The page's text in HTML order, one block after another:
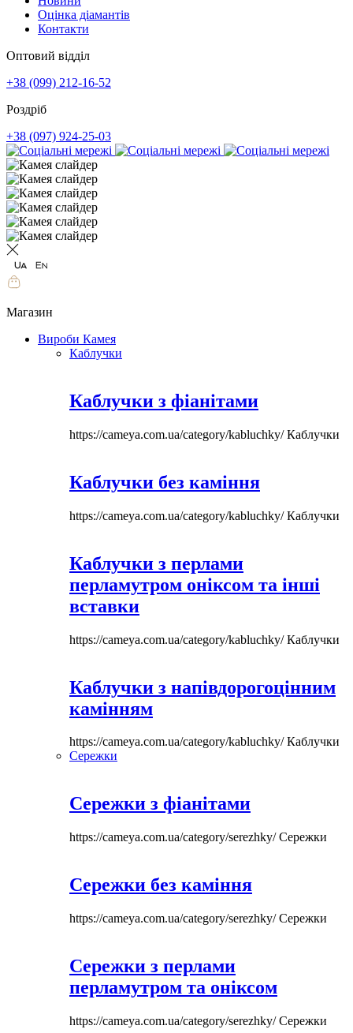
Оцінка діамантів
Контакти
Оптовий відділ
+38 (099) 212-16-52
Роздріб
+38 (097) 924-25-03
Магазин
Вироби Камея
Каблучки
Каблучки з фіанітами
https://cameya.com.ua/category/kabluchky/Каблучки
Каблучки без каміння
https://cameya.com.ua/category/kabluchky/Каблучки
Каблучки з перлами
перламутром оніксом та інші
вставки
https://cameya.com.ua/category/kabluchky/Каблучки
Каблучки з напівдорогоцінним
камінням
https://cameya.com.ua/category/kabluchky/Каблучки
Сережки
Сережки з фіанітами
https://cameya.com.ua/category/serezhky/Сережки
Сережки без каміння
https://cameya.com.ua/category/serezhky/Сережки
Сережки з перлами
перламутром та оніксом
https://cameya.com.ua/category/serezhky/Сережки